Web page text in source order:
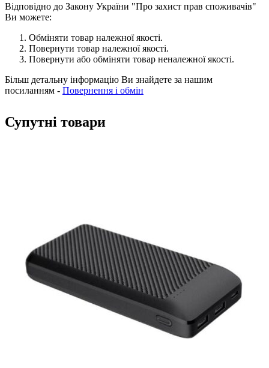
Відповідно до Закону України "Про захист прав споживачів"
Ви можете:
Обміняти товар належної якості.
Повернути товар належної якості.
Повернути або обміняти товар неналежної якості.
Більш детальну інформацію Ви знайдете за нашим
посиланням - Повернення і обмін
Супутні товари